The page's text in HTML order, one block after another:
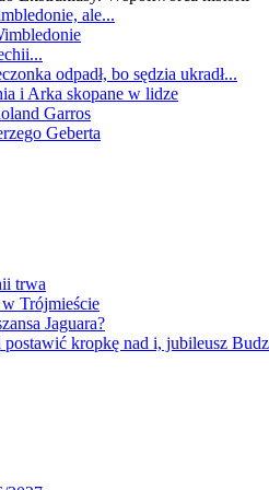
ale...
odpadł, bo sędzia ukradł...
i Arka skopane w lidze
Garros
Geberta
trwa
w Trójmieście
Jaguara?
kropkę nad i, jubileusz